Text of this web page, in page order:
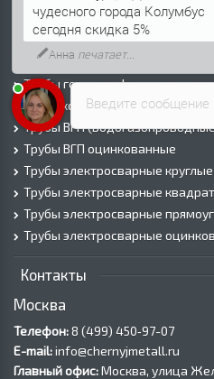
Лист оцинкованный
Трубы
Трубы
Труба
Трубы ВГП
Трубы ВГП оцинкованные
Трубы электросварные круглые
Трубы электросварные
Трубы электросварные
Трубы электросварные
Контакты
Москва
Телефон:8 (499) 450‑97-07
E-mail:info@chernyjmetall.ru
Главный офис:Москва, улица
Введите сообщение
чудесного города Колумбус
сегодня скидка 5%
Анна печатает...